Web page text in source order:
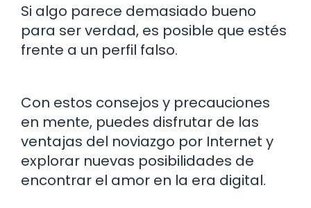
Si algo parece demasiado bueno
para ser verdad, es posible que estés
frente a un perfil falso.
Con estos consejos y precauciones
en mente, puedes disfrutar de las
ventajas del noviazgo por Internet y
explorar nuevas posibilidades de
encontrar el amor en la era digital.